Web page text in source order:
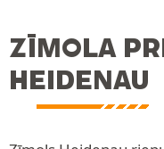
ZĪMOLA
HEIDENAU